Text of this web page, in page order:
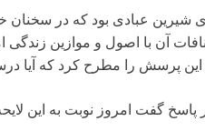
شیرین عبادی بود که در سخنان
آن با اصول و موازین
پرسش را مطرح کرد که آیا
پاسخ گفت امروز نوبت به این